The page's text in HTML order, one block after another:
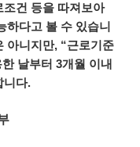
조건 등을 따져보아
하다고 볼 수 있습니
아니지만, “근로기준
한 날부터 3개월 이내
니다.